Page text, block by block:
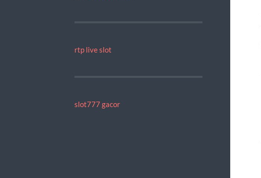
rtp live slot
slot777 gacor